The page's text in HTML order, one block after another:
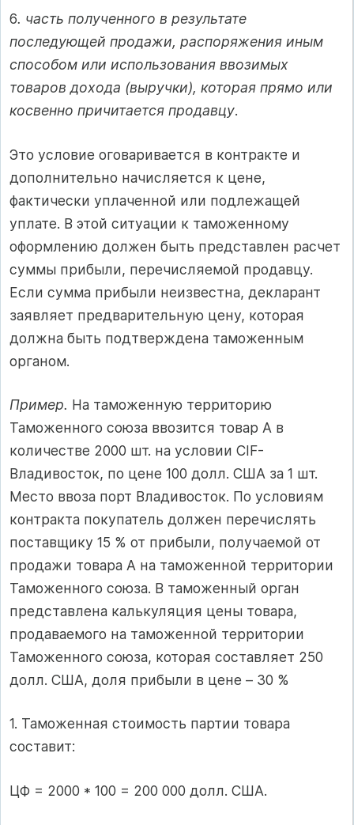
6. часть полученного в результате
последующей продажи, распоряжения иным
способом или использования ввозимых
товаров дохода (выручки), которая прямо или
косвенно причитается продавцу.
Это условие оговаривается в контракте и
дополнительно начисляется к цене,
фактически уплаченной или подлежащей
уплате. В этой ситуации к таможенному
оформлению должен быть представлен расчет
суммы прибыли, перечисляемой продавцу.
Если сумма прибыли неизвестна, декларант
заявляет предварительную цену, которая
должна быть подтверждена таможенным
органом.
Пример. На таможенную территорию
Таможенного союза ввозится товар А в
количестве 2000 шт. на условии CIF-
Владивосток, по цене 100 долл. США за 1 шт.
Место ввоза порт Владивосток. По условиям
контракта покупатель должен перечислять
поставщику 15 % от прибыли, получаемой от
продажи товара А на таможенной территории
Таможенного союза. В таможенный орган
представлена калькуляция цены товара,
продаваемого на таможенной территории
Таможенного союза, которая составляет 250
долл. США, доля прибыли в цене – 30 %
1. Таможенная стоимость партии товара
составит:
ЦФ = 2000 * 100 = 200 000 долл. США.